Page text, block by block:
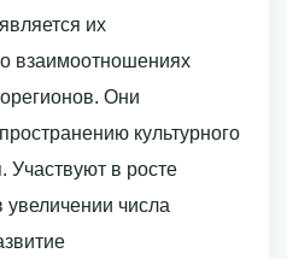
их
взаимоотношениях
Они
культурного
Участвуют в росте
числа